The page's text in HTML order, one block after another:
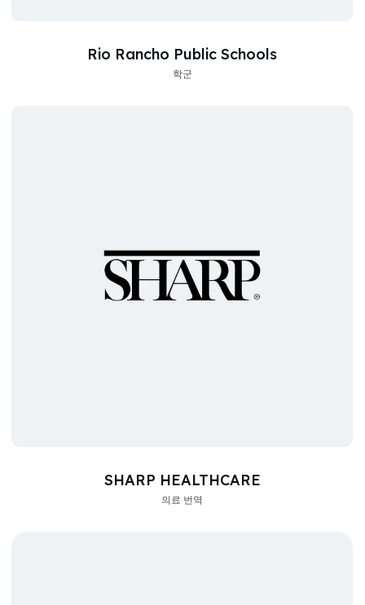
Rio Rancho Public Schools
학군
SHARP HEALTHCARE
의료 번역